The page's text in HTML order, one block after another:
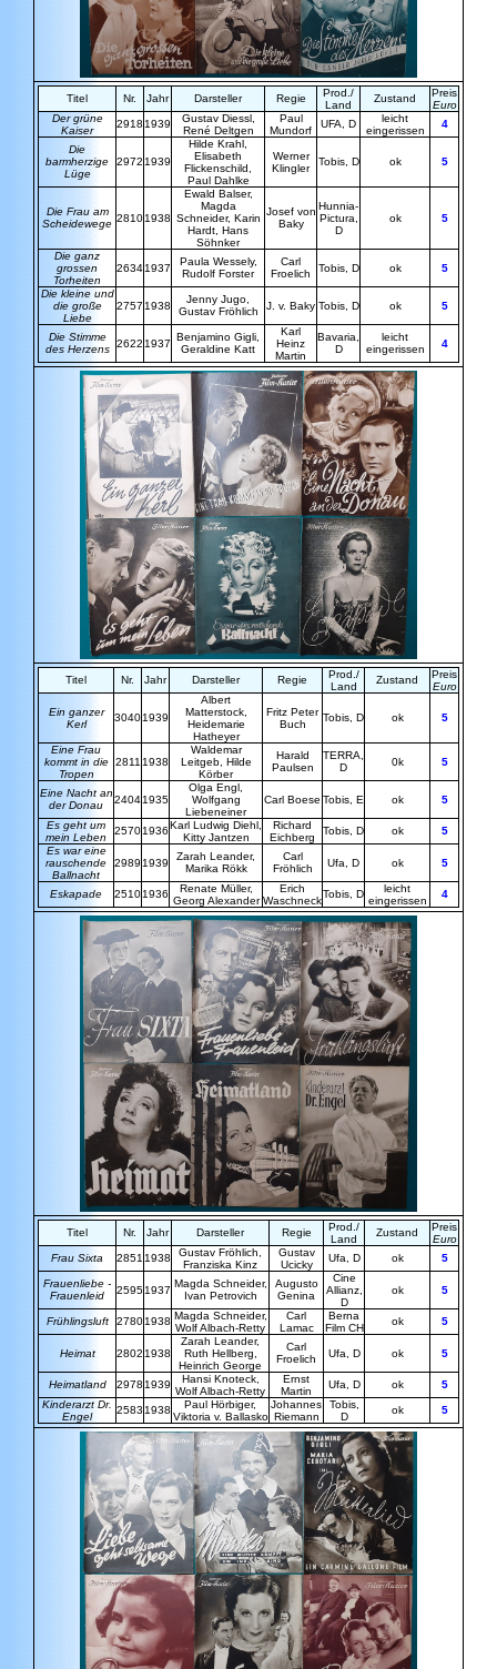
Titel Nr. Jahr Darsteller Regie
Prod./
Land
Zustand
Preis
Euro
Der grüne
Kaiser
2918 1939
Gustav Diessl,
René Deltgen
Paul
Mundorf
UFA, D
leicht
eingerissen
4
Die
barmherzige
Lüge
2972 1939
Hilde Krahl,
Elisabeth
Flickenschild,
Paul Dahlke
Werner
Klingler
Tobis, D ok 5
Die Frau am
Scheidewege 28101938
Ewald Balser,
Magda
Schneider, Karin
Hardt, Hans
Söhnker
Josef von
Baky
Hunnia-
Pictura,
D
ok 5
Die ganz
grossen
Torheiten
26341937
Paula Wessely,
Rudolf Forster
Carl
Froelich
Tobis, D ok 5
Die kleine und
die große
Liebe
2757 1938
Jenny Jugo,
Gustav Fröhlich J. v. Baky Tobis, D ok 5
Die Stimme
des Herzens 2622 1937
Benjamino Gigli
Geraldine Katt
Karl
Heinz
Martin
Bavaria,
D
leicht
eingerissen
4
Titel Nr. Jahr Darsteller Regie
Prod./
Land
Zustand
Preis
Euro
Ein ganzer
Kerl
30401939
Albert
Matterstock,
Heidemarie
Hatheyer
Fritz Peter
Buch
Tobis, D ok 5
Eine Frau
kommt in die
Tropen
2811 1938
Waldemar
Leitgeb, Hilde
Körber
Harald
Paulsen
TERRA,
D
0k 5
Eine Nacht an
der Donau
24041935
Olga Engl,
Wolfgang
Liebeneiner
Carl Boese Tobis, E ok 5
Es geht um
mein Leben
25701936Karl Ludwig Diehl,
Kitty Jantzen
Richard
Eichberg
Tobis, D ok
5
Es war eine
rauschende
Ballnacht
2989 1939
Zarah Leander,
Marika Rökk
Carl
Fröhlich
Ufa, D ok 5
Eskapade 25101936
Renate Müller,
Georg Alexander
Erich
Waschneck
Tobis, D
leicht
eingerissen
4
Titel Nr. Jahr Darsteller Regie
Prod./
Land
Zustand
Preis
Euro
Frau Sixta
2851 1938
Gustav Fröhlich,
Franziska Kinz
Gustav
Ucicky
Ufa, D ok 5
Frauenliebe -
Frauenleid
25951937
Magda Schneider,
Ivan Petrovich
Augusto
Genina
Cine
Allianz,
D
ok 5
Frühlingsluft 27801938 Magda Schneider,
Wolf Albach-Retty
Carl
Lamac
Berna
Film CH
ok 5
Heimat 2802 1938
Zarah Leander,
Ruth Hellberg,
Heinrich George
Carl
Froelich
Ufa, D ok 5
Heimatland 2978 1939 Hansi Knoteck,
Wolf Albach-Retty
Ernst
Martin
Ufa, D ok
5
Kinderarzt Dr.
Engel
2583 1938
Paul Hörbiger,
Viktoria v. Ballasko
Johannes
Riemann
Tobis,
D
ok 5